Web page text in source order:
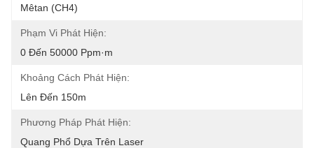
Mêtan (CH4)
Phạm Vi Phát Hiện:
0 Đến 50000 Ppm·m
Khoảng Cách Phát Hiện:
Lên Đến 150m
Phương Pháp Phát Hiện:
Quang Phổ Dựa Trên Laser